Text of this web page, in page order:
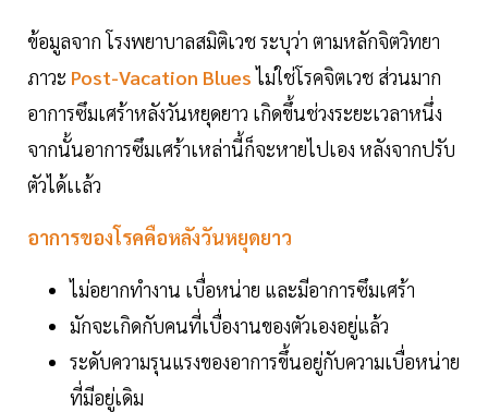
ข้อมูลจาก โรงพยาบาลสมิติเวช ระบุว่า ตามหลักจิตวิทยา
ภาวะ Post-Vacation Bluesไม่ใช่โรคจิตเวช ส่วนมาก
อาการซึมเศร้าหลังวันหยุดยาว เกิดขึ้นช่วงระยะเวลาหนึ่ง
จากนั้นอาการซึมเศร้าเหล่านี้ก็จะหายไปเอง หลังจากปรับ
ตัวได้เเล้ว
อาการของโรคคือหลังวันหยุดยาว
ไม่อยากทำงาน เบื่อหน่าย และมีอาการซึมเศร้า
มักจะเกิดกับคนที่เบื่องานของตัวเองอยู่แล้ว
ระดับความรุนแรงของอาการขึ้นอยู่กับความเบื่อหน่าย
ที่มีอยู่เดิม